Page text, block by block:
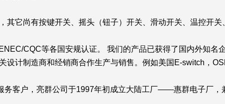
它尚有按键开关、摇头（钮子）开关、滑动开关、温控开关
CQC等各国安规认证。 我们的产品已获得了国内外知名
设计制造商和经销商合作生产与销售。例如美国E-switch，
客户，亮群公司于1997年初成立大陆工厂——惠群电子厂